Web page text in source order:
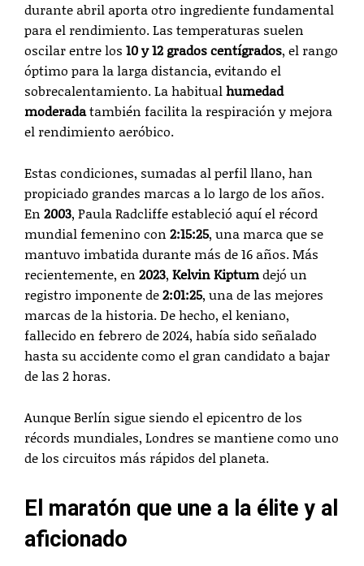
durante abril aporta otro ingrediente fundamental
para el rendimiento. Las temperaturas suelen
oscilar entre los10 y 12 grados centígrados, el rango
óptimo para la larga distancia, evitando el
sobrecalentamiento. La habitualhumedad
moderadatambién facilita la respiración y mejora
el rendimiento aeróbico.
Estas condiciones, sumadas al perfil llano, han
propiciado grandes marcas a lo largo de los años.
En2003, Paula Radcliffe estableció aquí el récord
mundial femenino con2:15:25, una marca que se
mantuvo imbatida durante más de 16 años. Más
recientemente, en2023,Kelvin Kiptumdejó un
registro imponente de2:01:25, una de las mejores
marcas de la historia. De hecho, el keniano,
fallecido en febrero de 2024, había sido señalado
hasta su accidente como el gran candidato a bajar
de las 2 horas.
Aunque Berlín sigue siendo el epicentro de los
récords mundiales, Londres se mantiene como uno
de los circuitos más rápidos del planeta.
El maratón que une a la élite y al
aficionado